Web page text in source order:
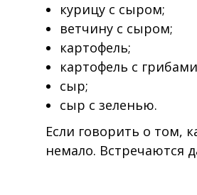
курицу с сыром;
ветчину с сыром;
картофель;
картофель с
сыр;
сыр с зеленью.
Если говорить о том,
немало. Встречаются